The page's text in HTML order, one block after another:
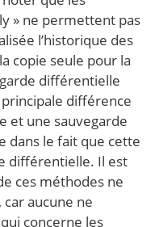
» ne permettent pas
l’historique des
copie seule pour la
différentielle
différence
et une sauvegarde
dans le fait que cette
différentielle. Il est
ces méthodes ne
aucune ne
concerne les